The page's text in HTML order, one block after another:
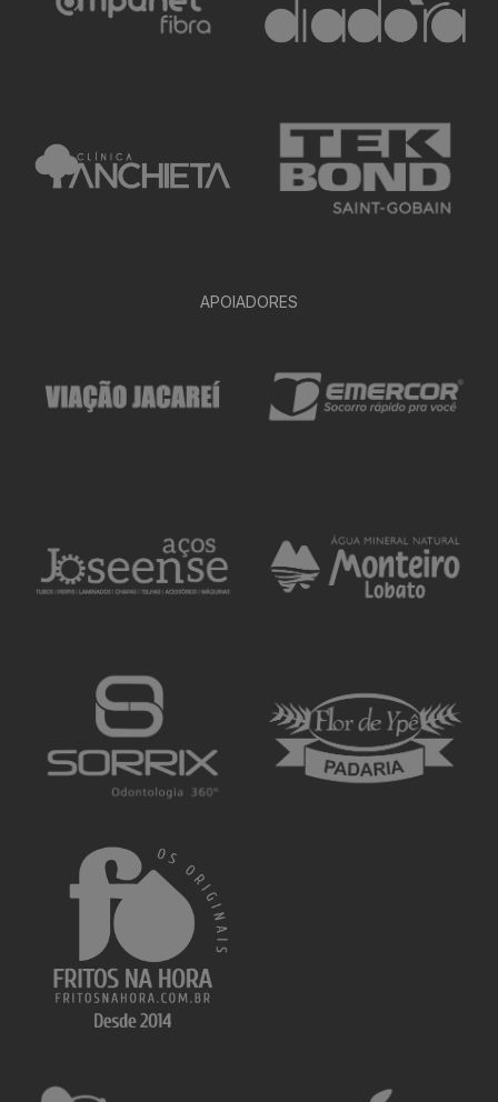
APOIADORES